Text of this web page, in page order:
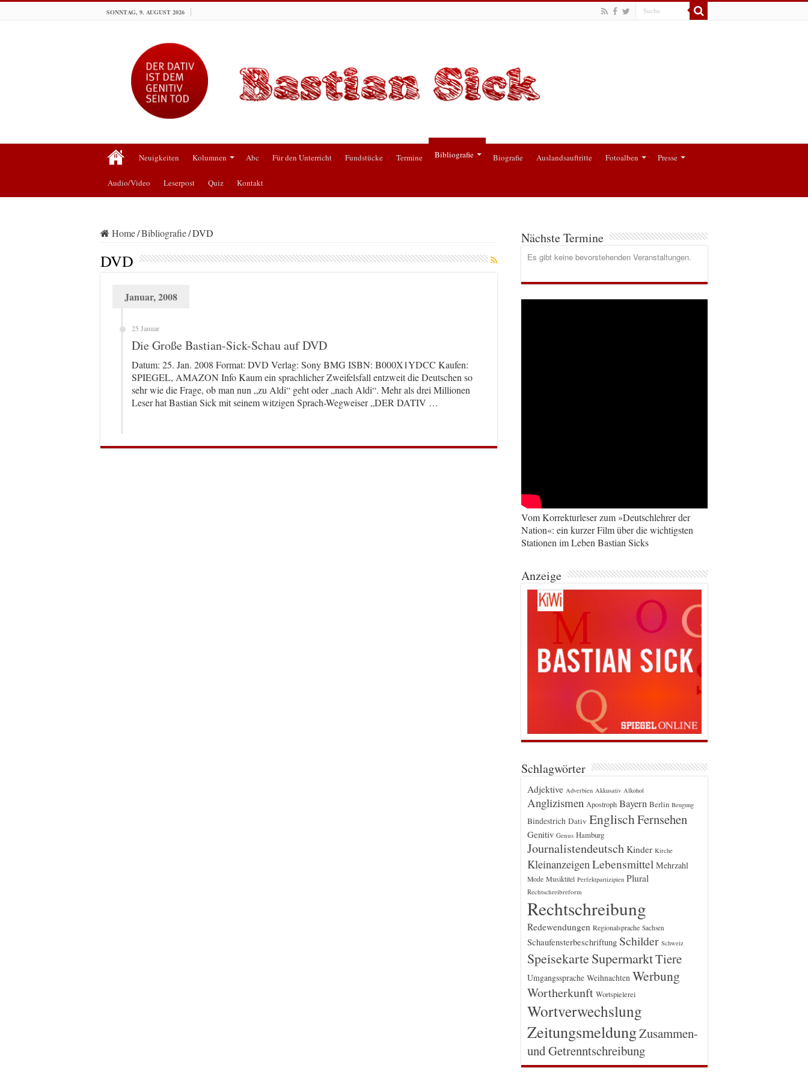
SONNTAG, 9. AUGUST 2026
Neuigkeiten Kolumnen Abc Für den Unterricht Fundstücke Termine Bibliografie Biografie Auslandsauftritte Fotoalben Presse
Audio/Video Leserpost Quiz Kontakt
Home/Bibliografie/DVD
DVD
Januar, 2008
25 Januar
Die Große Bastian-Sick-Schau auf DVD
Datum: 25. Jan. 2008 Format: DVD Verlag: Sony BMG ISBN: B000X1YDCC Kaufen:
SPIEGEL, AMAZON Info Kaum ein sprachlicher Zweifelsfall entzweit die Deutschen so
sehr wie die Frage, ob man nun „zu Aldi“ geht oder „nach Aldi“. Mehr als drei Millionen
Leser hat Bastian Sick mit seinem witzigen Sprach-Wegweiser „DER DATIV …
Nächste Termine
Es gibt keine bevorstehenden Veranstaltungen.
Vom Korrekturleser zum »Deutschlehrer der
Nation«: ein kurzer Film über die wichtigsten
Stationen im Leben Bastian Sicks
Anzeige
Schlagwörter
Adjektive Adverbien Akkusativ Alkohol
Anglizismen Apostroph Bayern Berlin Beugung
Bindestrich Dativ EnglischFernsehen
Genitiv Genus Hamburg
Journalistendeutsch Kinder Kirche
Kleinanzeigen Lebensmittel Mehrzahl
Mode Musiktitel Perfektpartizipien Plural
Rechtschreibreform
Rechtschreibung
Redewendungen Regionalsprache Sachsen
Schaufensterbeschriftung Schilder Schweiz
Speisekarte SupermarktTiere
Umgangssprache Weihnachten Werbung
Wortherkunft Wortspielerei
Wortverwechslung
ZeitungsmeldungZusammen-
und Getrenntschreibung